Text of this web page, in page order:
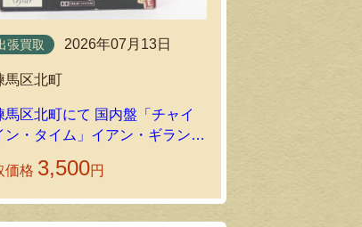
張買取 2026年07月13日
馬区北町
馬区北町にて 国内盤「チャイ
ン・タイム」イアン・ギラン・
価格 3,500円